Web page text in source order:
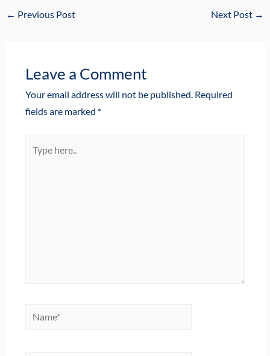
← Previous Post Next Post →
Leave a Comment
Your email address will not be published. Required
fields are marked *
here..
Name*